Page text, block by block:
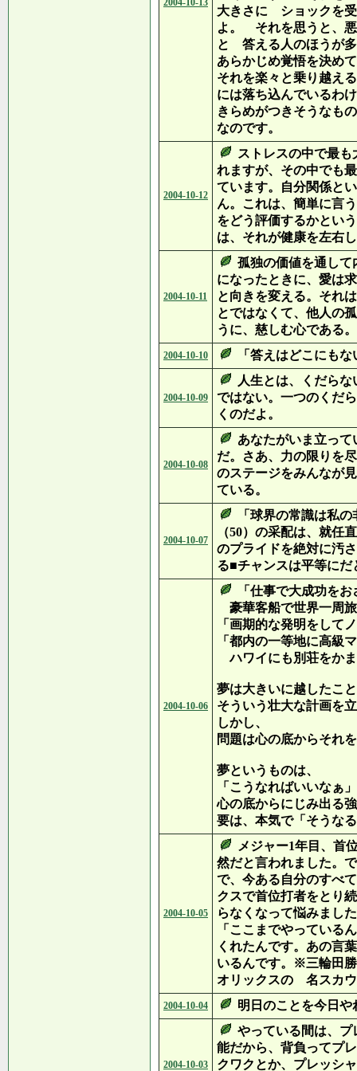
2004-10-13
大きさに ショックを
よ。 それを思うと、
と 答える人のほうが
あらかじめ覚悟を決め
それを楽々と乗り越え
には落ち込んでいるわ
きらめがつきそうなも
なのです。
2004-10-12
ストレスの中で最
れますが、その中でも
ています。自分関係と
ん。これは、簡単に言
をどう評価するかとい
は、それが健康を左右
2004-10-11
孤独の価値を通して
になったときに、愛は
と向きを変える。それ
とではなくて、他人の
うに、慈しむ心である。
2004-10-10 「答えはどこにも
2004-10-09
人生とは、くだら
ではない。一つのくだ
くのだよ。
2004-10-08
あなたがいま立っ
だ。さあ、力の限りを
のステージをみんなが
ている。
2004-10-07
「球界の常識は私
（50）の采配は、就任
のプライドを絶対に汚
る■チャンスは平等にだ
2004-10-06
「仕事で大成功を
豪華客船で世界一周
「画期的な発明をして
「都内の一等地に高級
ハワイにも別荘をか
夢は大きいに越したこ
そういう壮大な計画を
しかし、
問題は心の底からそれ
夢というものは、
「こうなればいいなぁ
心の底からにじみ出る
要は、本気で「そうな
2004-10-05
メジャー1年目、首
然だと言われました。
で、今ある自分のすべ
クスで首位打者をとり
らなくなって悩みまし
「ここまでやっている
くれたんです。あの言
いるんです。※三輪田
オリックスの 名スカウ
2004-10-04 明日のことを今日
2004-10-03
やっている間は、プ
能だから、背負ってプ
クワクとか、プレッシ